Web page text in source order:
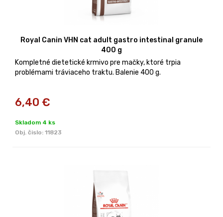
Royal Canin VHN cat adult gastro intestinal granule
400 g
Kompletné dietetické krmivo pre mačky, ktoré trpia
problémami tráviaceho traktu. Balenie 400 g.
6,40 €
Skladom 4 ks
Obj. čislo: 11823